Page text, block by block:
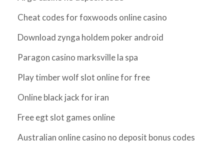
Cheat codes for foxwoods online casino
Download zynga holdem poker android
Paragon casino marksville la spa
Play timber wolf slot online for free
Online black jack for iran
Free egt slot games online
Australian online casino no deposit bonus codes